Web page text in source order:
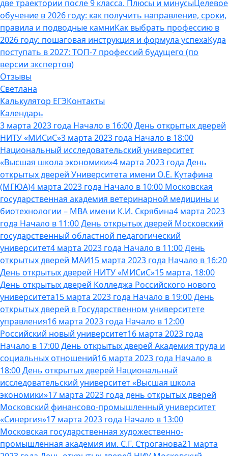
две траектории после 9 класса. Плюсы и минусыЦелевое
обучение в 2026 году: как получить направление, сроки,
правила и подводные камниКак выбрать профессию в
2026 году: пошаговая инструкция и формула успехаКуда
поступать в 2027: ТОП-7 профессий будущего (по
версии экспертов)
Отзывы
Светлана
Калькулятор ЕГЭКонтакты
Календарь
3 марта 2023 года Начало в 16:00 День открытых дверей
НИТУ «МИСиС»3 марта 2023 года Начало в 18:00
Национальный исследовательский университет
«Высшая школа экономики»4 марта 2023 года День
открытых дверей Университета имени О.Е. Кутафина
(МГЮА)4 марта 2023 года Начало в 10:00 Московская
государственная академия ветеринарной медицины и
биотехнологии – МВА имени К.И. Скрябина4 марта 2023
года Начало в 11:00 День открытых дверей Московский
государственный областной педагогический
университет4 марта 2023 года Начало в 11:00 День
открытых дверей МАИ15 марта 2023 года Начало в 16:20
День открытых дверей НИТУ «МИСиС»15 марта, 18:00
День открытых дверей Колледжа Российского нового
университета15 марта 2023 года Начало в 19:00 День
открытых дверей в Государственном университете
управления16 марта 2023 года Начало в 12:00
Российский новый университет16 марта 2023 года
Начало в 17:00 День открытых дверей Академия труда и
социальных отношений16 марта 2023 года Начало в
18:00 День открытых дверей Национальный
исследовательский университет «Высшая школа
экономики»17 марта 2023 года день открытых дверей
Московский финансово-промышленный университет
«Синергия»17 марта 2023 года Начало в 13:00
Московская государственная художественно-
промышленная академия им. С.Г. Строганова21 марта